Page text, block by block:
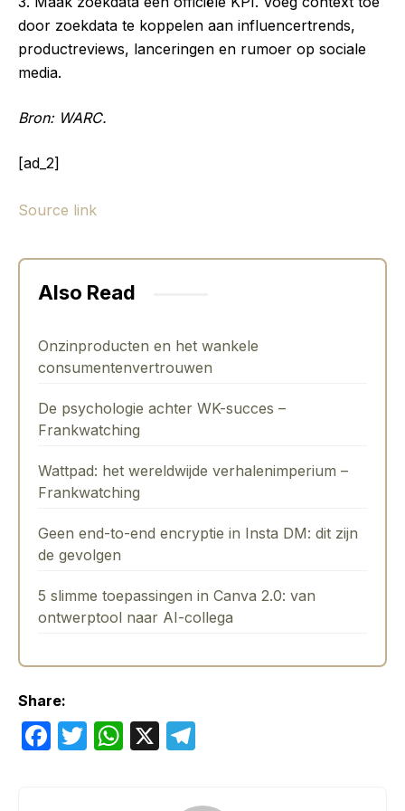
door zoekdata te koppelen aan influencertrends,
productreviews, lanceringen en rumoer op sociale
media.
Bron: WARC.
[ad_2]
Source link
Also Read
Onzinproducten en het wankele
consumentenvertrouwen
De psychologie achter WK-succes –
Frankwatching
Wattpad: het wereldwijde verhalenimperium –
Frankwatching
Geen end-to-end encryptie in Insta DM: dit zijn
de gevolgen
5 slimme toepassingen in Canva 2.0: van
ontwerptool naar AI-collega
Share:
F
T
W X